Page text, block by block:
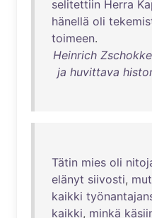
selitettiin Herra
hänellä oli
toimeen.
Heinrich
ja huvittava
Tätin mies oli
elänyt siivosti,
kaikki
kaikki, minkä